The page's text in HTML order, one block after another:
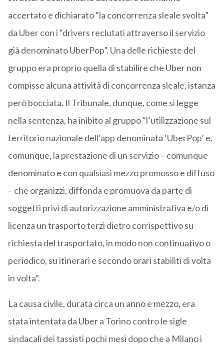
accertato e dichiarato “la concorrenza sleale svolta”
da Uber con i “drivers reclutati attraverso il servizio
già denominato UberPop”. Una delle richieste del
gruppo era proprio quella di stabilire che Uber non
compisse alcuna attività di concorrenza sleale, istanza
però bocciata. Il Tribunale, dunque, come si legge
nella sentenza, ha inibito al gruppo “l’utilizzazione sul
territorio nazionale dell’app denominata ‘UberPop’ e,
comunque, la prestazione di un servizio – comunque
denominato e con qualsiasi mezzo promosso e diffuso
– che organizzi, diffonda e promuova da parte di
soggetti privi di autorizzazione amministrativa e/o di
licenza un trasporto terzi dietro corrispettivo su
richiesta del trasportato, in modo non continuativo o
periodico, su itinerari e secondo orari stabiliti di volta
in volta”.
La causa civile, durata circa un anno e mezzo, era
stata intentata da Uber a Torino contro le sigle
sindacali dei tassisti pochi mesi dopo che a Milano i